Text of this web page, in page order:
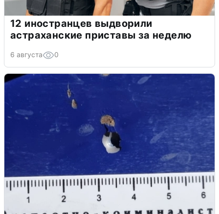
12 иностранцев выдворили
астраханские приставы за неделю
6 августа 0